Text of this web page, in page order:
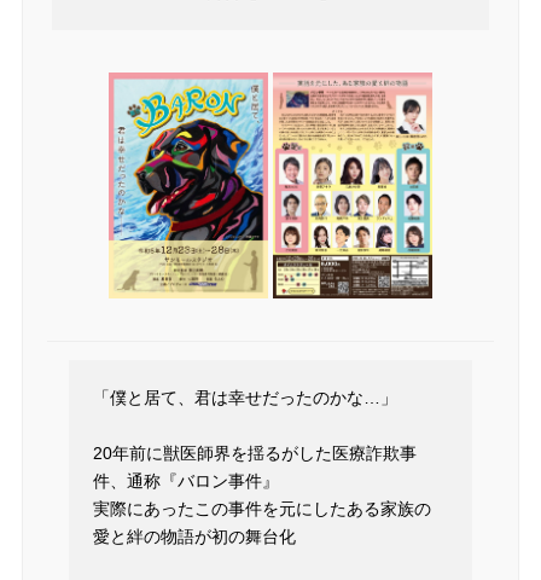
「僕と居て、君は幸せだったのかな…」
20年前に獣医師界を揺るがした医療詐欺事
件、通称『バロン事件』
実際にあったこの事件を元にしたある家族の
愛と絆の物語が初の舞台化